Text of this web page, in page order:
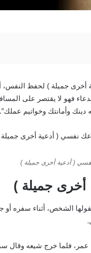
جميلة ) لحفظ النفس،
فهو لا يقتصر على
وأمانتك وخواتيم عملك”.
( أدعية أخرى جميلة )
أخرى جميلة )
الشخص، أثناء سفره أو
عمر، فلما خرج شيعه